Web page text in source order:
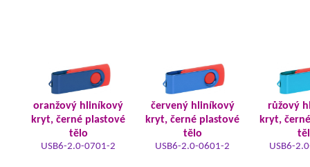
oranžový hliníkový
kryt, černé plastové
tělo
USB6-2.0-0701-2
červený hliníkový
kryt, černé plastové
tělo
USB6-2.0-0601-2
růžový
kryt,
USB6-